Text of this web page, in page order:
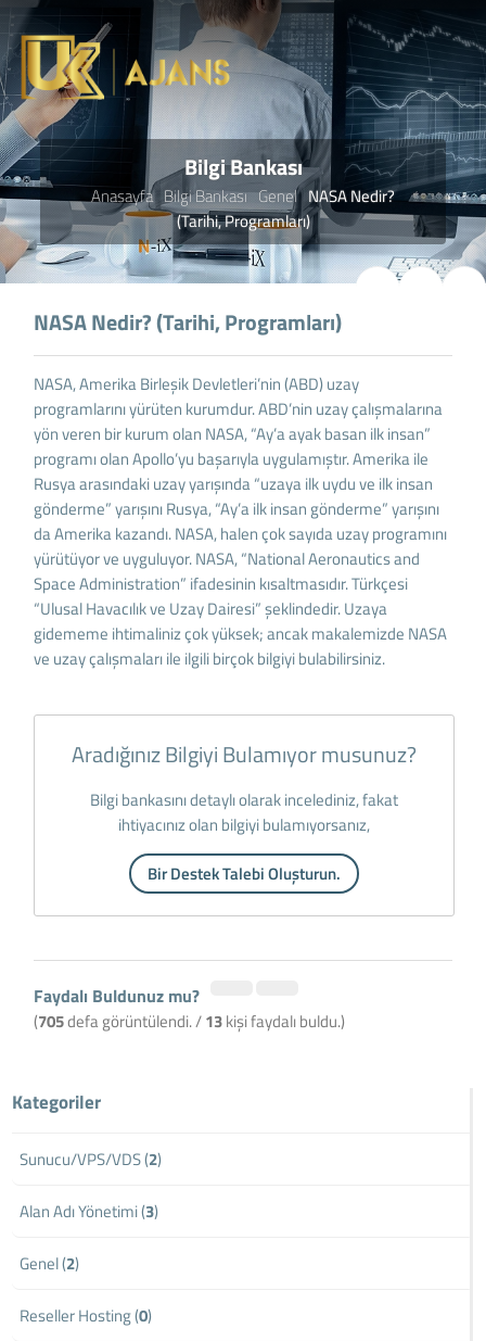
Bilgi Bankası
Anasayfa Bilgi Bankası Genel NASA Nedir?
(Tarihi, Programları)
NASA Nedir? (Tarihi, Programları)
NASA, Amerika Birleşik Devletleri’nin (ABD) uzay
programlarını yürüten kurumdur. ABD’nin uzay çalışmalarına
yön veren bir kurum olan NASA, “Ay’a ayak basan ilk insan”
programı olan Apollo’yu başarıyla uygulamıştır. Amerika ile
Rusya arasındaki uzay yarışında “uzaya ilk uydu ve ilk insan
gönderme” yarışını Rusya, “Ay’a ilk insan gönderme” yarışını
da Amerika kazandı. NASA, halen çok sayıda uzay programını
yürütüyor ve uyguluyor. NASA, “National Aeronautics and
Space Administration” ifadesinin kısaltmasıdır. Türkçesi
“Ulusal Havacılık ve Uzay Dairesi” şeklindedir. Uzaya
gidememe ihtimaliniz çok yüksek; ancak makalemizde NASA
ve uzay çalışmaları ile ilgili birçok bilgiyi bulabilirsiniz.
Aradığınız Bilgiyi Bulamıyor musunuz?
Bilgi bankasını detaylı olarak incelediniz, fakat
ihtiyacınız olan bilgiyi bulamıyorsanız,
Bir Destek Talebi Oluşturun.
Faydalı Buldunuz mu?
(705defa görüntülendi. /13kişi faydalı buldu.)
Kategoriler
Sunucu/VPS/VDS (2)
Alan Adı Yönetimi (3)
Genel (2)
Reseller Hosting (0)